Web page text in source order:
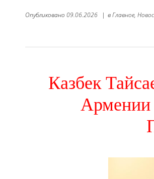
Опубликовано 09.06.2026 | вГлавное,
Казбек
Армении